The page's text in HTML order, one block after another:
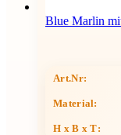
Blue Marlin
Art.Nr:
Material:
H x B x T: